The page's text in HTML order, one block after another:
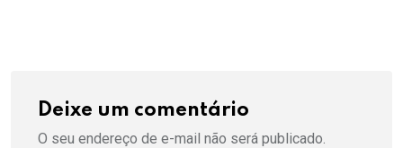
Deixe um comentário
O seu endereço de e-mail não será publicado.